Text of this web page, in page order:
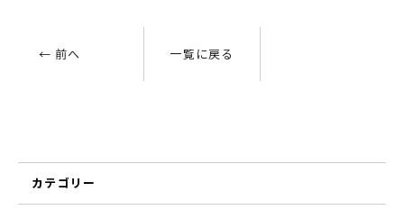
← 前へ 一覧に戻る
カテゴリー